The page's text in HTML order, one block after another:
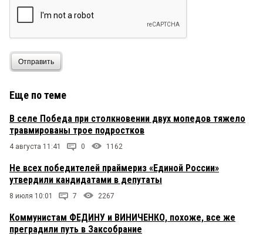
Отправить
Еще по теме
В селе Победа при столкновении двух мопедов тяжело
травмированы трое подростков
4 августа 11:41 0 1162
Не всех победителей праймериз «Единой России»
утвердили кандидатами в депутаты
8 июля 10:01 7 2267
Коммунистам ФЕДИНУ и ВИНИЧЕНКО, похоже, все же
преградили путь в Заксобрание